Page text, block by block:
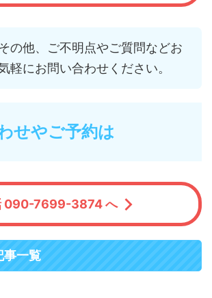
の他、ご不明点やご質問などお
軽にお問い合わせください。
せやご予約は
090-7699-3874 へ
事一覧